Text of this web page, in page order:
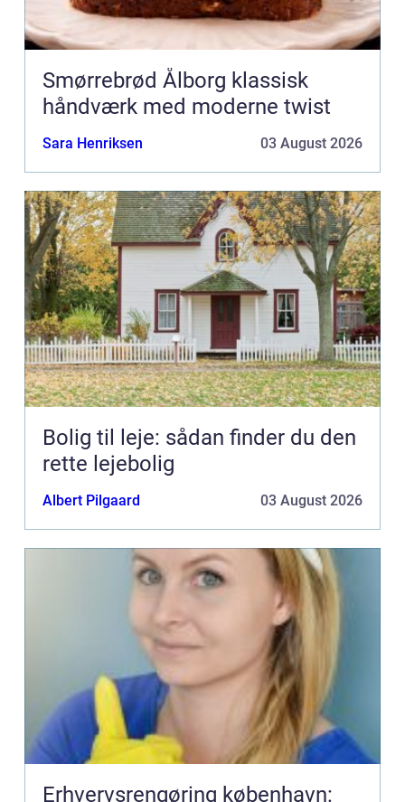
Smørrebrød Ålborg klassisk
håndværk med moderne twist
Sara Henriksen 03 August 2026
Bolig til leje: sådan finder du den
rette lejebolig
Albert Pilgaard 03 August 2026
Erhvervsrengøring københavn: